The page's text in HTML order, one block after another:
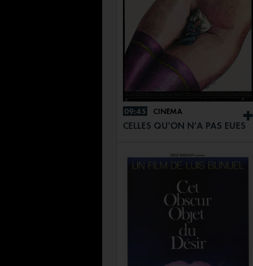
+
09:45 CINÉMA
CELLES QU'ON N'A PAS EUES